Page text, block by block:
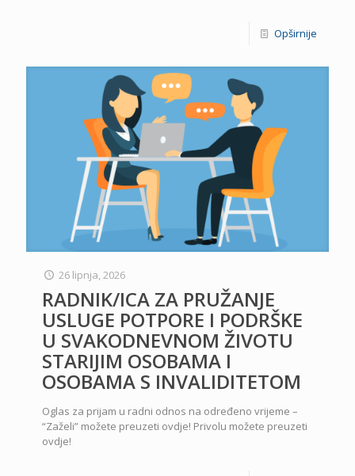
Opširnije
26 lipnja, 2026
RADNIK/ICA ZA PRUŽANJE
USLUGE POTPORE I PODRŠKE
U SVAKODNEVNOM ŽIVOTU
STARIJIM OSOBAMA I
OSOBAMA S INVALIDITETOM
Oglas za prijam u radni odnos na određeno vrijeme –
“Zaželi” možete preuzeti ovdje! Privolu možete preuzeti
ovdje!